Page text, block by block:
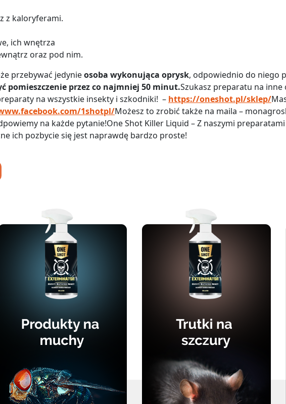
z kaloryferami.
ich wnętrza
oraz pod nim.
przebywać jedynieosoba wykonująca oprysk, odpowiednio do niego
pomieszczenie przez co najmniej 50 minut.Szukasz preparatu na inne
na wszystkie insekty i szkodniki! – https://oneshot.pl/sklep/
1shotpl/Możesz to zrobić także na maila –
na każde pytanie!One Shot Killer Liquid – Z naszymi
ich pozbycie się jest naprawdę bardzo proste!